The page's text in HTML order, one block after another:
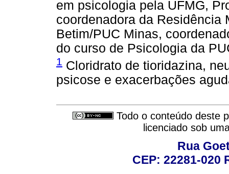
em psicologia pela UFMG,
coordenadora da Residência
Betim/PUC Minas,
do curso de Psicologia da
1 Cloridrato de tioridazina,
psicose e exacerbações
Todo o conteúdo deste
licenciado sob
Rua
CEP: 22281-020